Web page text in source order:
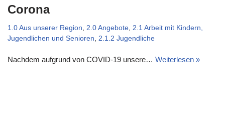
Corona
1.0 Aus unserer Region 2.0 Angebote 2.1 Arbeit mit Kindern,
Jugendlichen und Senioren
2.1.2 Jugendliche
Nachdem aufgrund von COVID-19 unsere… Weiterlesen »